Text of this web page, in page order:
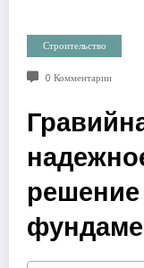
Строительство
0 Комментарии